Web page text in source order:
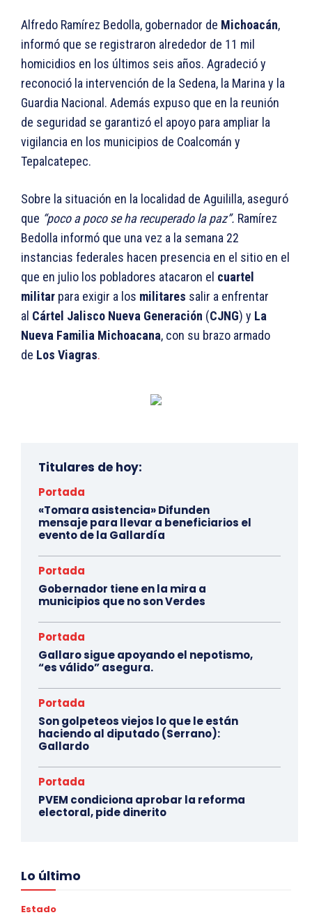
Alfredo Ramírez Bedolla, gobernador de Michoacán,
informó que se registraron alrededor de 11 mil
homicidios en los últimos seis años. Agradeció y
reconoció la intervención de la Sedena, la Marina y la
Guardia Nacional. Además expuso que en la reunión
de seguridad se garantizó el apoyo para ampliar la
vigilancia en los municipios de Coalcomán y
Tepalcatepec.
Sobre la situación en la localidad de Aguililla, aseguró
que “poco a poco se ha recuperado la paz”. Ramírez
Bedolla informó que una vez a la semana 22
instancias federales hacen presencia en el sitio en el
que en julio los pobladores atacaron el cuartel
militar para exigir a los militares salir a enfrentar
al Cártel Jalisco Nueva Generación (CJNG) y La
Nueva Familia Michoacana, con su brazo armado
de Los Viagras.
Titulares de hoy:
Portada
«Tomara asistencia» Difunden
mensaje para llevar a beneficiarios el
evento de la Gallardía
Portada
Gobernador tiene en la mira a
municipios que no son Verdes
Portada
Gallaro sigue apoyando el nepotismo,
“es válido” asegura.
Portada
Son golpeteos viejos lo que le están
haciendo al diputado (Serrano):
Gallardo
Portada
PVEM condiciona aprobar la reforma
electoral, pide dinerito
Lo último
Estado